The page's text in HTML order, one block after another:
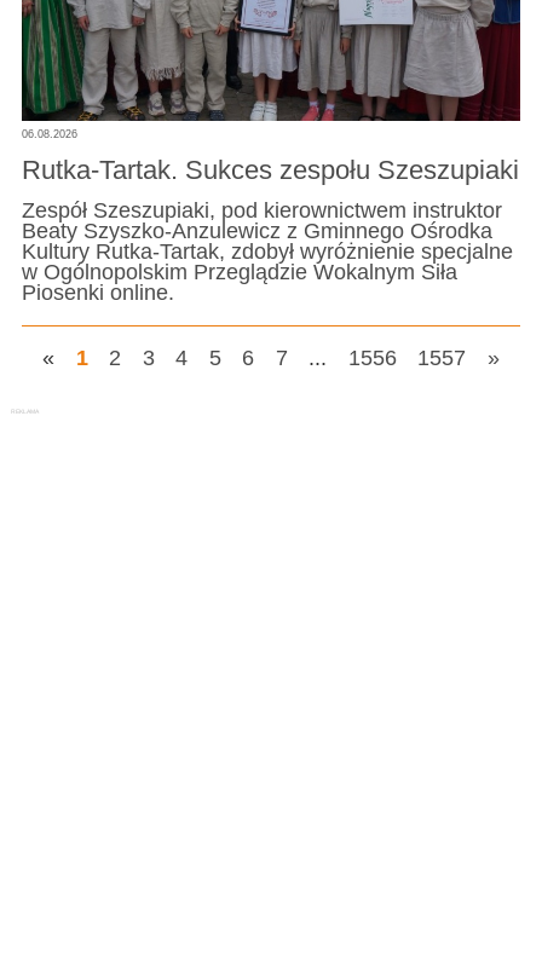
06.08.2026
Rutka-Tartak. Sukces zespołu Szeszupiaki
Zespół Szeszupiaki, pod kierownictwem instruktor
Beaty Szyszko-Anzulewicz z Gminnego Ośrodka
Kultury Rutka-Tartak, zdobył wyróżnienie specjalne
w Ogólnopolskim Przeglądzie Wokalnym Siła
Piosenki online.
« 1 2 3 4 5 6 7 ... 1556 1557 »